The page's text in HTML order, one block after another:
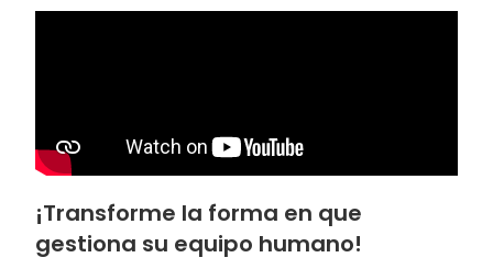
¡Transforme la forma en que
gestiona su equipo humano!